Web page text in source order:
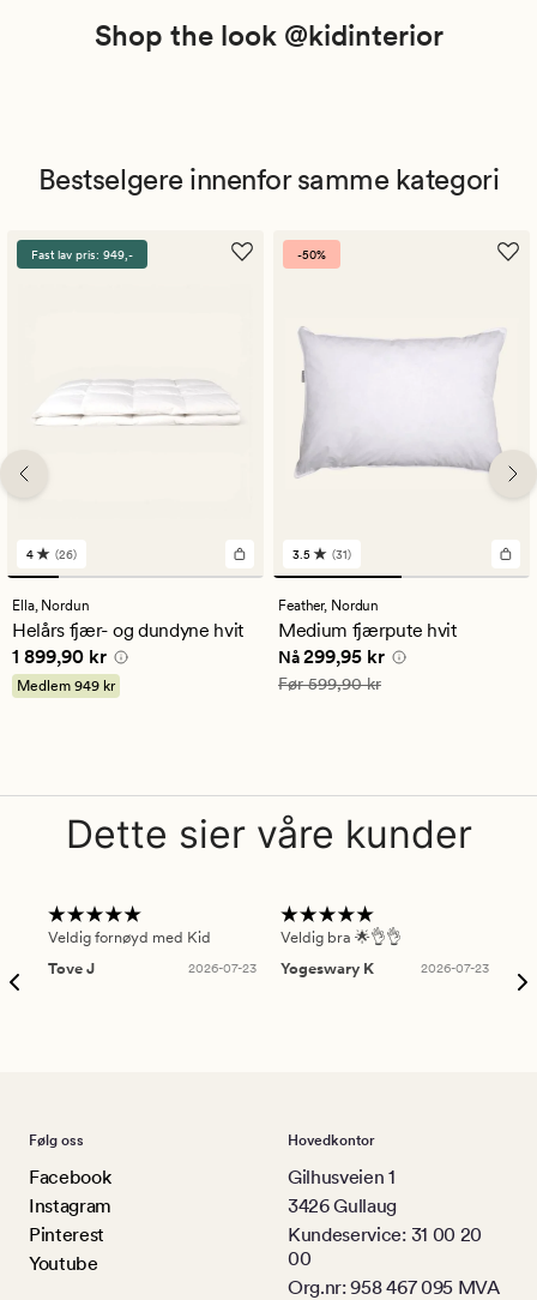
Shop the look @kidinterior
Bestselgere innenfor samme kategori
Fast lav pris: 949,-
26
anmeldelser
med
en
gjennomsnittlig
vurdering
på
4
4 (26)
Ella, Nordun
Helårs fjær- og dundyne hvit
Pris 1 899,90 kr
1 899,90 kr
Medlem 949 kr
-50%
31
anmeldelser
med
en
gjennomsnittlig
vurdering
på
3.5
3.5 (31)
Feather, Nordun
Medium fjærpute hvit
Nåværende pris
Nå299,95 kr
Vanlig pris 599,90 kr
Før599,90 kr
Dette sier våre kunder
Veldig fornøyd med Kid
Tove J
2026-07-23
Veldig bra 🌟👌👌
Yogeswary K
2026-07-23
Følg oss
Facebook
Instagram
Pinterest
Youtube
Hovedkontor
Gilhusveien 1
3426 Gullaug
Kundeservice: 31 00 20
00
Org.nr: 958 467 095 MVA